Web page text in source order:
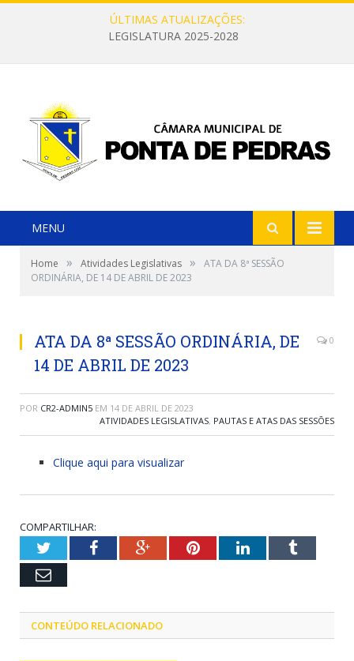
ÚLTIMAS ATUALIZAÇÕES:
LEGISLATURA 2025-2028
MENU
Home » Atividades Legislativas »
ATA DA 8ª SESSÃO
ORDINÁRIA, DE 14 DE ABRIL DE 2023
ATA DA 8ª SESSÃO ORDINÁRIA, DE
14 DE ABRIL DE 2023
0
POR CR2-ADMIN5 EM 14 DE ABRIL DE 2023
ATIVIDADES LEGISLATIVAS, PAUTAS E ATAS DAS SESSÕES
Clique aqui para visualizar
COMPARTILHAR:
TwitterFacebookGoogle+PinterestLinkedInTumblr
Email
CONTEÚDO RELACIONADO